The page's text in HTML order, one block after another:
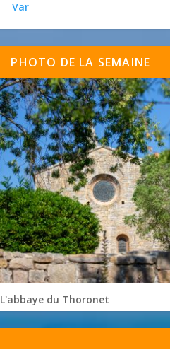
Var
PHOTO DE LA SEMAINE
L'abbaye du Thoronet